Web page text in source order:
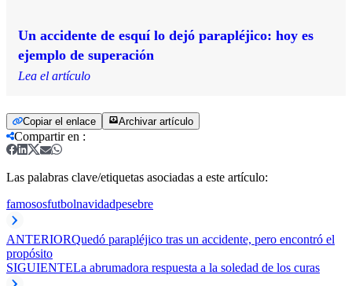
Un accidente de esquí lo dejó parapléjico: hoy es
ejemplo de superación
Lea el artículo
Copiar el enlace Archivar artículo
Compartir en :
Las palabras clave/etiquetas asociadas a este artículo:
famososfutbolnavidadpesebre
ANTERIORQuedó parapléjico tras un accidente, pero encontró el
propósito
SIGUIENTELa abrumadora respuesta a la soledad de los curas